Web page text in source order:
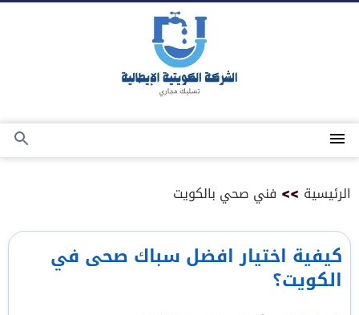
القائمة
بحث
الرئيسية >> فني صحي بالكويت
كيفية اختيار افضل سباك صحى في
الكويت؟